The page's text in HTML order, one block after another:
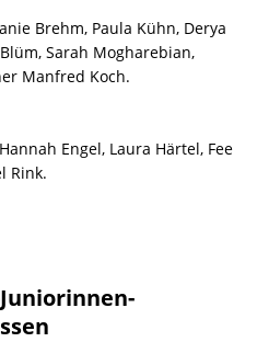
Brehm, Paula Kühn, Derya
Sarah Mogharebian,
Manfred Koch.
Engel, Laura Härtel, Fee
Rink.